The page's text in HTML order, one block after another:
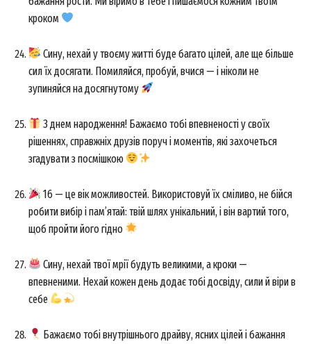
кроком
Сину, нехай у твоєму житті буде багато цілей, але ще більше
сил їх досягати. Помиляйся, пробуй, вчися — і ніколи не
зупиняйся на досягнутому
З днем народження! Бажаємо тобі впевненості у своїх
рішеннях, справжніх друзів поруч і моментів, які захочеться
згадувати з посмішкою
16 — це вік можливостей. Використовуй їх сміливо, не бійся
робити вибір і пам’ятай: твій шлях унікальний, і він вартий того,
щоб пройти його гідно
Сину, нехай твої мрії будуть великими, а кроки —
впевненими. Нехай кожен день додає тобі досвіду, сили й віри в
себе
Бажаємо тобі внутрішнього драйву, ясних цілей і бажання